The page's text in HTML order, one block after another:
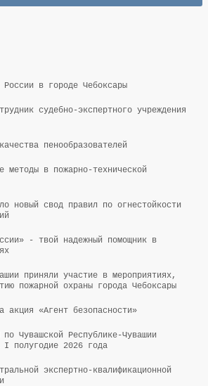
в городе Чебоксары
судебно-экспертного учреждения
пенообразователей
методы в пожарно-технической
новый свод правил по огнестойкости
- твой надежный помощник в
приняли участие в мероприятиях,
пожарной охраны города Чебоксары
акция «Агент безопасности»
Чувашской Республике-Чувашии
I полугодие 2026 года
экспертно-квалификационной